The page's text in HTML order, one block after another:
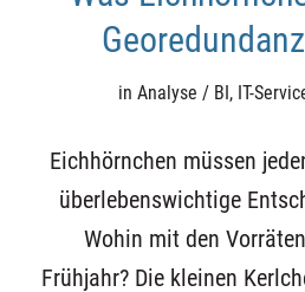
in Analyse / BI, IT-
Eichhörnchen müssen
überlebenswichtige
Wohin mit den
Frühjahr? Die kleinen